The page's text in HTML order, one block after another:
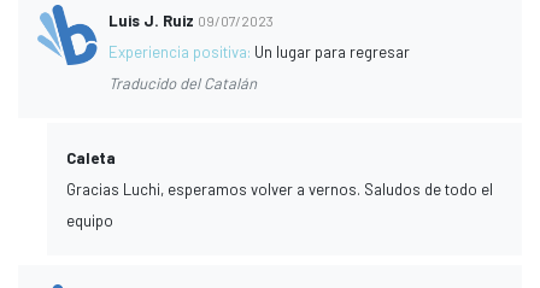
Luis J. Ruiz 09/07/2023
Experiencia positiva: Un lugar para regresar
Traducido del Catalán
Caleta
Gracias Luchi, esperamos volver a vernos. Saludos de todo el
equipo